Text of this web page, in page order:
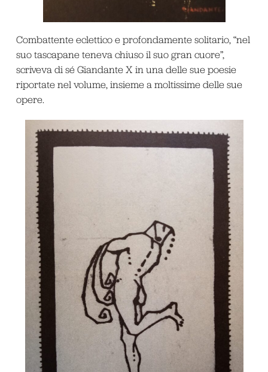
Combattente eclettico e profondamente solitario, “nel
suo tascapane teneva chiuso il suo gran cuore”,
scriveva di sé Giandante X in una delle sue poesie
riportate nel volume, insieme a moltissime delle sue
opere.